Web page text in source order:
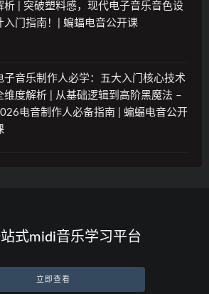
析 | 突破塑料感，现代电子音乐音色设
入门指南！| 蝙蝠电音公开课
子音乐制作人必学：五大入门核心技术
维度解析 | 从基础逻辑到高阶黑魔法 –
电音制作人必备指南 | 蝙蝠电音公开
式midi音乐学习平台
立即查看